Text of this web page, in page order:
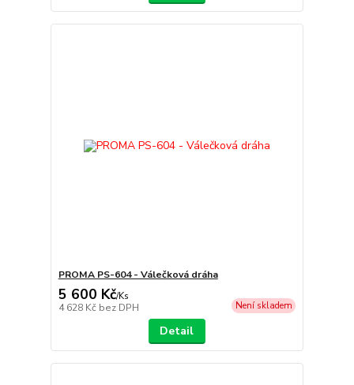
PROMA PS-604 - Válečková dráha
5 600 Kč/Ks
4 628 Kč bez DPH Není skladem
Detail